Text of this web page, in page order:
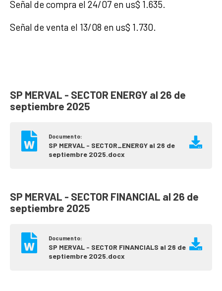
Señal de compra el 24/07 en us$ 1.635.
Señal de venta el 13/08 en us$ 1.730.
SP MERVAL - SECTOR ENERGY al 26 de
septiembre 2025
Documento:
SP MERVAL - SECTOR_ENERGY al 26 de
septiembre 2025.docx
SP MERVAL - SECTOR FINANCIAL al 26 de
septiembre 2025
Documento:
SP MERVAL - SECTOR FINANCIALS al 26 de
septiembre 2025.docx